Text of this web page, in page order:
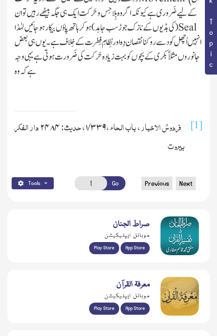
کے لیے ضَروری ہے کیونکہ اگر وہ بِلا حِس و حَرکت ایک ہی جگہ بیٹھے رہیں تو ان
کی ہڈیوں کے نازک جوڑ سب جامِد(Seal)
ہو کر ہاتھ پاؤں بیکار ہو جائیں لہٰذا
انہیں اُچھل کود سے روکنا نقصان دِہ اور نِظامِ فِطرت کے خِلاف ہے۔یوں ہی بعض
جانوروں مثلاً بکری کے بچوں کو بہت زیادہ حَرکت کی ضَرورت ہوتی ہے یہی وجہ
ہے کہ وہ
[1] فردوسُ الاخبار ، باب الحاء ، ۱/۳۳۹ ، حدیث:۲۴۸۴دار الفکر
بیروت
Tools Go Previous Next
صراط الجنان
موبائل ایپلیکیشن
Play Store App Store
معرفۃ القرآن
موبائل ایپلیکیشن
Play Store App Store